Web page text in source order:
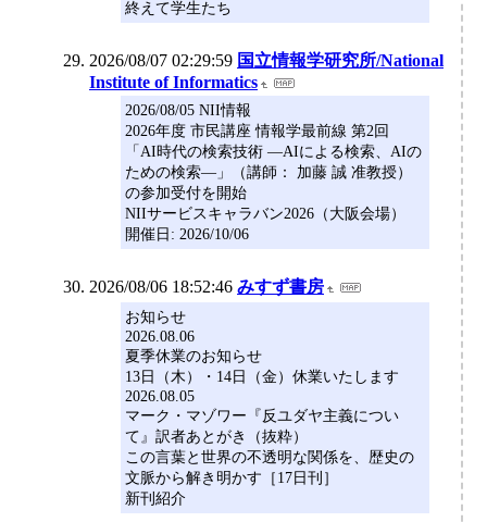
終えて学生たち
2026/08/07 02:29:59 国立情報学研究所/National
Institute of Informatics
2026/08/05 NII情報
2026年度 市民講座 情報学最前線 第2回
「AI時代の検索技術 ―AIによる検索、AIの
ための検索―」（講師： 加藤 誠 准教授）
の参加受付を開始
NIIサービスキャラバン2026（大阪会場）
開催日: 2026/10/06
2026/08/06 18:52:46 みすず書房
お知らせ
2026.08.06
夏季休業のお知らせ
13日（木）・14日（金）休業いたします
2026.08.05
マーク・マゾワー『反ユダヤ主義につい
て』訳者あとがき（抜粋）
この言葉と世界の不透明な関係を、歴史の
文脈から解き明かす［17日刊］
新刊紹介